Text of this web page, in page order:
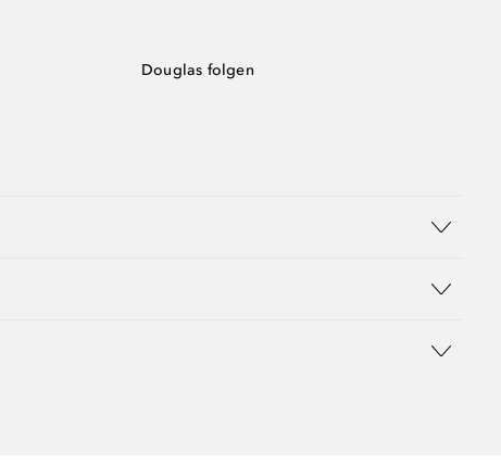
Douglas folgen